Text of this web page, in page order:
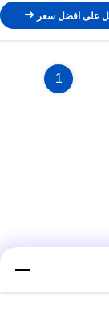
على افضل سعر
1